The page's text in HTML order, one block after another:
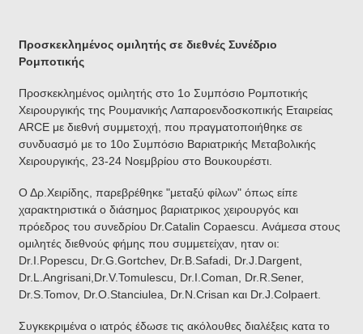
Προσκεκλημένος ομιλητής σε διεθνές Συνέδριο
Ρομποτικής
Προσκεκλημένος ομιλητής στο 1ο Συμπόσιο Ρομποτικής
Χειρουργικής της Ρουμανικής Λαπαροενδοσκοπικής Εταιρείας
ARCE με διεθνή συμμετοχή, που πραγματοποιήθηκε σε
συνδυασμό με το 10ο Συμπόσιο Βαριατρικής Μεταβολικής
Χειρουργικής, 23-24 Νοεμβρίου στο Βουκουρέστι.
Ο Δρ.Χειρίδης, παρεβρέθηκε "μεταξύ φίλων" όπως είπε
χαρακτηριστικά ο διάσημος βαριατρικος χειρουργός και
πρόεδρος του συνεδρίου Dr.Catalin Copaescu. Ανάμεσα στους
ομιλητές διεθνούς φήμης που συμμετείχαν, ηταν οι:
Dr.I.Popescu, Dr.G.Gortchev, Dr.B.Safadi, Dr.J.Dargent,
Dr.L.Angrisani,Dr.V.Tomulescu, Dr.I.Coman, Dr.R.Sener,
Dr.S.Tomov, Dr.O.Stanciulea, Dr.N.Crisan και Dr.J.Colpaert.
Συγκεκριμένα ο ιατρός έδωσε τις ακόλουθες διαλέξεις κατα το